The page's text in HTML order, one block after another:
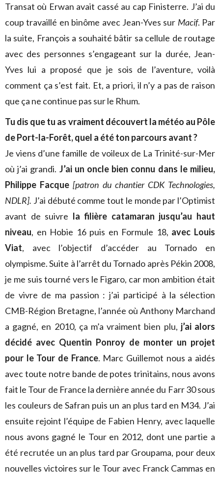
Transat où Erwan avait cassé au cap Finisterre. J’ai du
coup travaillé en binôme avec Jean-Yves sur Macif. Par
la suite, François a souhaité bâtir sa cellule de routage
avec des personnes s’engageant sur la durée, Jean-
Yves lui a proposé que je sois de l’aventure, voilà
comment ça s’est fait. Et, a priori, il n’y a pas de raison
que ça ne continue pas sur le Rhum.
Tu dis que tu as vraiment découvert la météo au Pôle
de Port-la-Forêt, quel a été ton parcours avant ?
Je viens d’une famille de voileux de La Trinité-sur-Mer
où j’ai grandi. J’ai un oncle bien connu dans le milieu,
Philippe Facque [patron du chantier CDK Technologies,
NDLR]. J’ai débuté comme tout le monde par l’Optimist
avant de suivre la filière catamaran jusqu’au haut
niveau, en Hobie 16 puis en Formule 18, avec Louis
Viat, avec l’objectif d’accéder au Tornado en
olympisme. Suite à l’arrêt du Tornado après Pékin 2008,
je me suis tourné vers le Figaro, car mon ambition était
de vivre de ma passion : j’ai participé à la sélection
CMB-Région Bretagne, l’année où Anthony Marchand
a gagné, en 2010, ça m’a vraiment bien plu, j’ai alors
décidé avec Quentin Ponroy de monter un projet
pour le Tour de France. Marc Guillemot nous a aidés
avec toute notre bande de potes trinitains, nous avons
fait le Tour de France la dernière année du Farr 30 sous
les couleurs de Safran puis un an plus tard en M34. J’ai
ensuite rejoint l’équipe de Fabien Henry, avec laquelle
nous avons gagné le Tour en 2012, dont une partie a
été recrutée un an plus tard par Groupama, pour deux
nouvelles victoires sur le Tour avec Franck Cammas en